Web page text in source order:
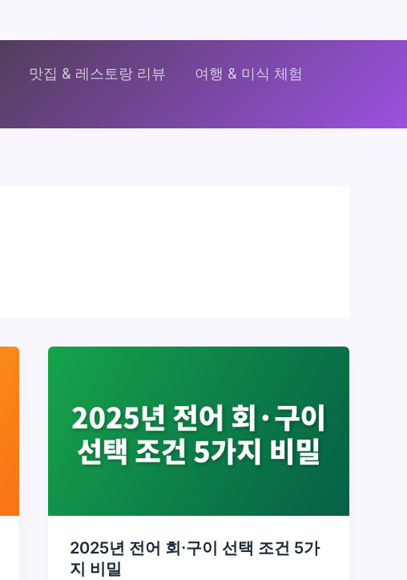
맛집 & 레스토랑 리뷰
여행 & 미식 체험
2025년 전어 회·구이 선택 조건 5가
지 비밀